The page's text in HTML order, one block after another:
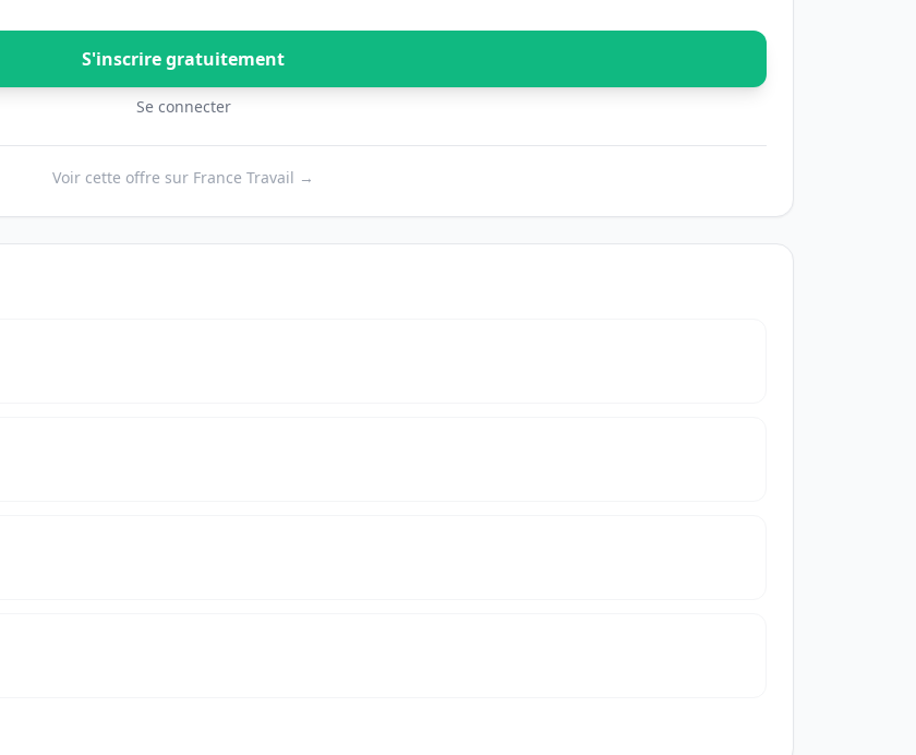
S'inscrire gratuitement
Se connecter
Voir cette offre sur France Travail →